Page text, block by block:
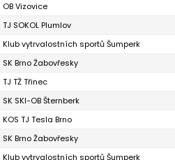
OB Vizovice
TJ SOKOL Plumlov
Klub vytrvalostních sportů Šumperk
SK Brno Žabovřesky
TJ TŽ Třinec
SK SKI-OB Šternberk
KOS TJ Tesla Brno
SK Brno Žabovřesky
Klub vytrvalostních sportů Šumperk